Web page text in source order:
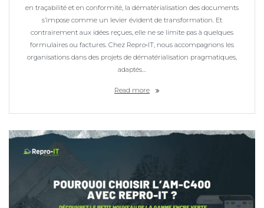
en traçabilité et en conformité, la dématérialisation des documents
s’impose comme un levier évident de transformation. Et
contrairement aux idées reçues, elle ne se limite pas à quelques
formulaires ou factures. Chez Repro‑IT, nous accompagnons les
organisations dans des projets de dématérialisation pragmatiques,
adaptés…
Read more